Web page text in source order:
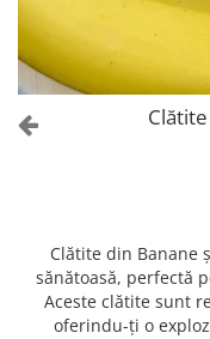
Clătite din Banane
sănătoasă, perfectă
Aceste clătite sunt
oferindu-ți o